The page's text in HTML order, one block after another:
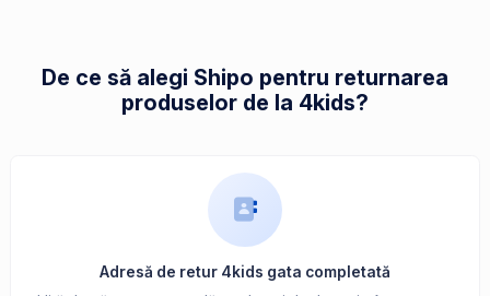
De ce să alegi Shipo pentru returnarea
produselor de la 4kids?
Adresă de retur 4kids gata completată